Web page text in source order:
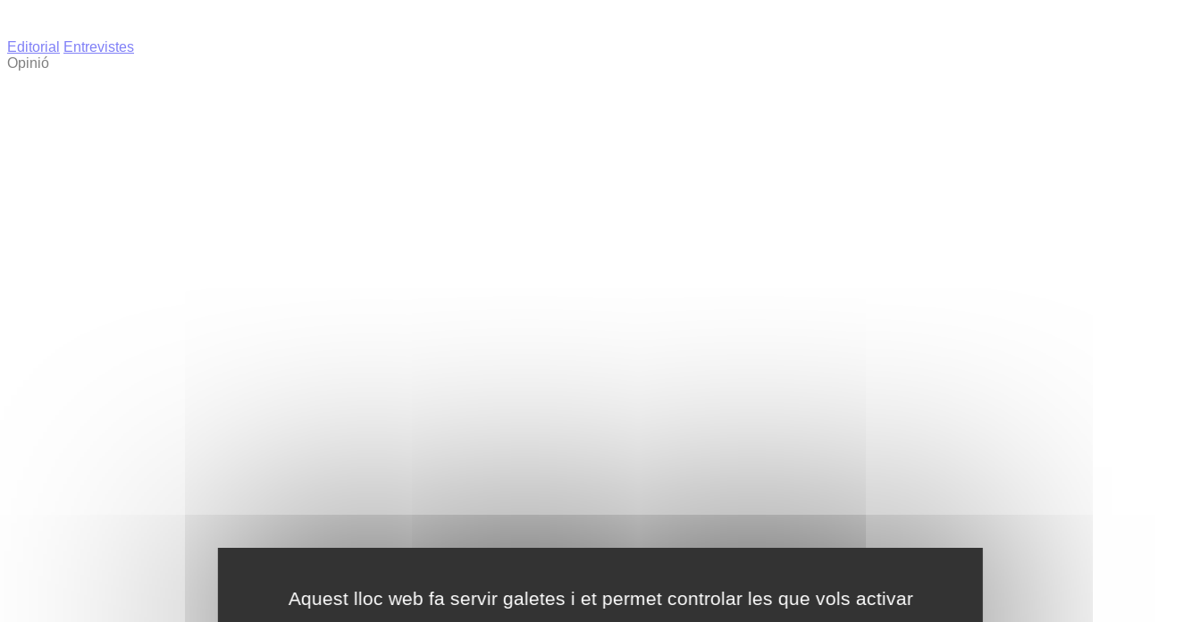
Aquest lloc web fa servir galetes i et permet controlar les que vols activar
Editorial
Entrevistes
Opinió